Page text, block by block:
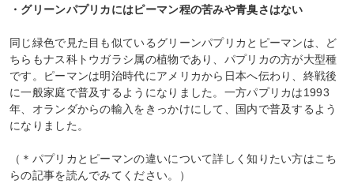
・グリーンパプリカにはピーマン程の苦みや青臭さはない
同じ緑色で見た目も似ているグリーンパプリカとピーマンは、ど
ちらもナス科トウガラシ属の植物であり、パプリカの方が大型種
です。ピーマンは明治時代にアメリカから日本へ伝わり、終戦後
に一般家庭で普及するようになりました。一方パプリカは1993
年、オランダからの輸入をきっかけにして、国内で普及するよう
になりました。
（＊パプリカとピーマンの違いについて詳しく知りたい方はこち
らの記事を読んでみてください。）